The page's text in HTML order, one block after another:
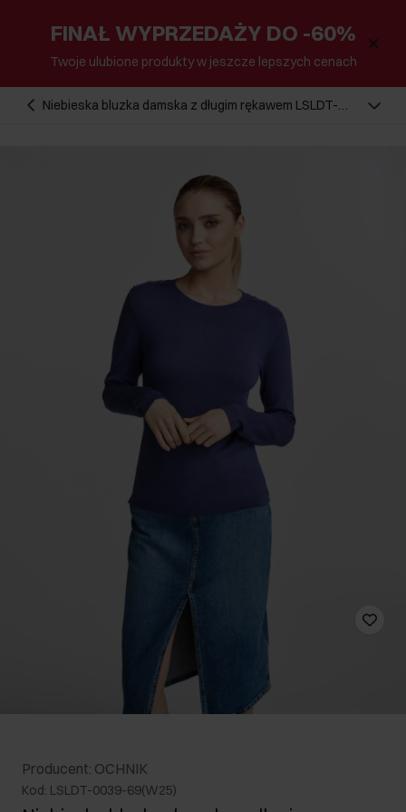
FINAŁ WYPRZEDAŻY DO -60%
Twoje ulubione produkty w jeszcze lepszych cenach
Niebieska bluzka damska z długim rękawem LSLDT-
Producent: OCHNIK
Kod: LSLDT-0039-69(W25)